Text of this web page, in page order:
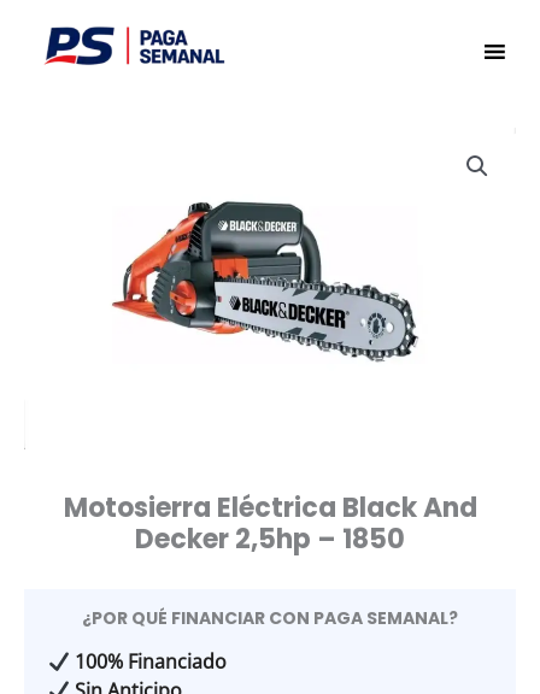
Motosierra Eléctrica Black And
Decker 2,5hp – 1850
¿POR QUÉ FINANCIAR CON PAGA SEMANAL?
100% Financiado